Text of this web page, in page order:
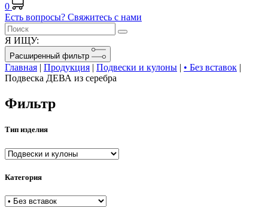
0
Есть вопросы? Свяжитесь с нами
Я ИЩУ:
Расширенный фильтр
Главная | Продукция | Подвески и кулоны | • Без вставок |
Подвеска ДЕВА из серебра
Фильтр
Тип изделия
Категория